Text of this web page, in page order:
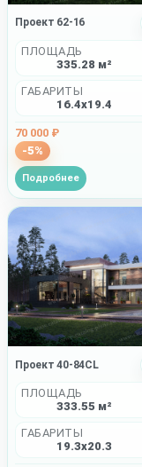
Проект 62-16
ПЛОЩАДЬ
335.28 м²
ГАБАРИТЫ
16.4x19.4
70 000 ₽
-5%
Подробнее
Проект 40-84CL
ПЛОЩАДЬ
333.55 м²
ГАБАРИТЫ
19.3x20.3